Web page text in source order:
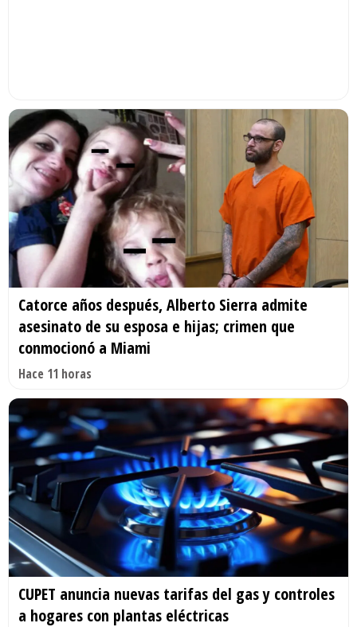
Catorce años después, Alberto Sierra admite
asesinato de su esposa e hijas; crimen que
conmocionó a Miami
Hace 11 horas
CUPET anuncia nuevas tarifas del gas y controles
a hogares con plantas eléctricas